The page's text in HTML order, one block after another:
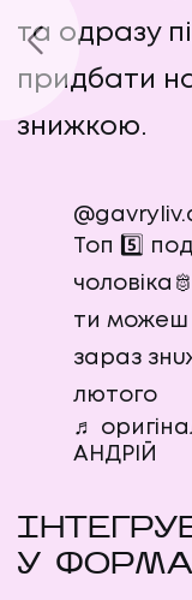
та одразу
придбати на
знижкою.
Топ 5️⃣
ти можеш
зараз
лютого
♬
АНДРІЙ
У